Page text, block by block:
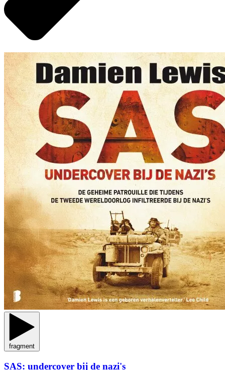
fragment
SAS: undercover bij de nazi's